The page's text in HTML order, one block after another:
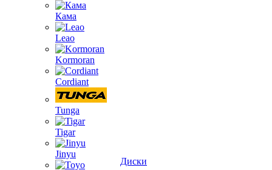
Кама
Leao
Kormoran
Cordiant
Tunga
Tigar
Jinyu
Диски